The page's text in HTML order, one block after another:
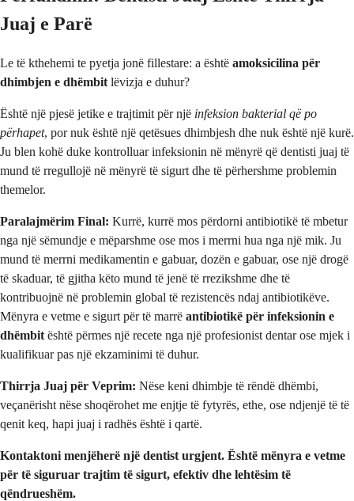
Juaj e Parë
Le të kthehemi te pyetja jonë fillestare: a është amoksicilina për
dhimbjen e dhëmbit lëvizja e duhur?
Është një pjesë jetike e trajtimit për një infeksion bakterial që po
përhapet, por nuk është një qetësues dhimbjesh dhe nuk është një kurë.
Ju blen kohë duke kontrolluar infeksionin në mënyrë që dentisti juaj të
mund të rregullojë në mënyrë të sigurt dhe të përhershme problemin
themelor.
Paralajmërim Final: Kurrë, kurrë mos përdorni antibiotikë të mbetur
nga një sëmundje e mëparshme ose mos i merrni hua nga një mik. Ju
mund të merrni medikamentin e gabuar, dozën e gabuar, ose një drogë
të skaduar, të gjitha këto mund të jenë të rrezikshme dhe të
kontribuojnë në problemin global të rezistencës ndaj antibiotikëve.
Mënyra e vetme e sigurt për të marrë antibiotikë për infeksionin e
dhëmbit është përmes një recete nga një profesionist dentar ose mjek i
kualifikuar pas një ekzaminimi të duhur.
Thirrja Juaj për Veprim: Nëse keni dhimbje të rëndë dhëmbi,
veçanërisht nëse shoqërohet me enjtje të fytyrës, ethe, ose ndjenjë të të
qenit keq, hapi juaj i radhës është i qartë.
Kontaktoni menjëherë një dentist urgjent. Është mënyra e vetme
për të siguruar trajtim të sigurt, efektiv dhe lehtësim të
qëndrueshëm.